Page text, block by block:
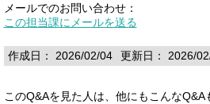
メールでのお問い合わせ：
この担当課にメールを送る
作成日： 2026/02/04 更新日： 2026/
このQ&Aを見た人は、他にもこんなQ&A